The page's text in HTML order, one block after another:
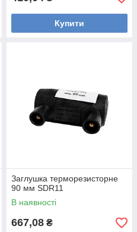
Купити
Заглушка терморезисторне
90 мм SDR11
В наявності
667,08 ₴